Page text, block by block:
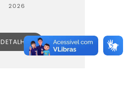
2026
DETALHES